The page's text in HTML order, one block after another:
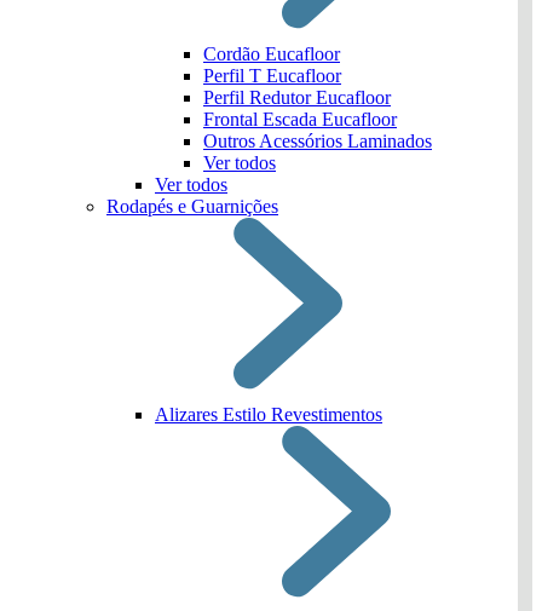
Cordão Eucafloor
Perfil T Eucafloor
Perfil Redutor Eucafloor
Frontal Escada Eucafloor
Outros Acessórios Laminados
Ver todos
Ver todos
Rodapés e Guarnições
Alizares Estilo Revestimentos